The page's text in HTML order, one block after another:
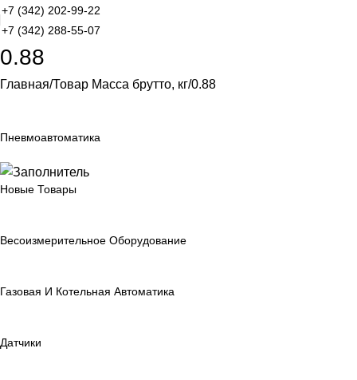
+7 (342) 202-99-22
+7 (342) 288-55-07
0.88
Главная Товар Масса брутто, кг 0.88
Пневмоавтоматика
Новые Товары
Весоизмерительное Оборудование
Газовая И Котельная Автоматика
Датчики